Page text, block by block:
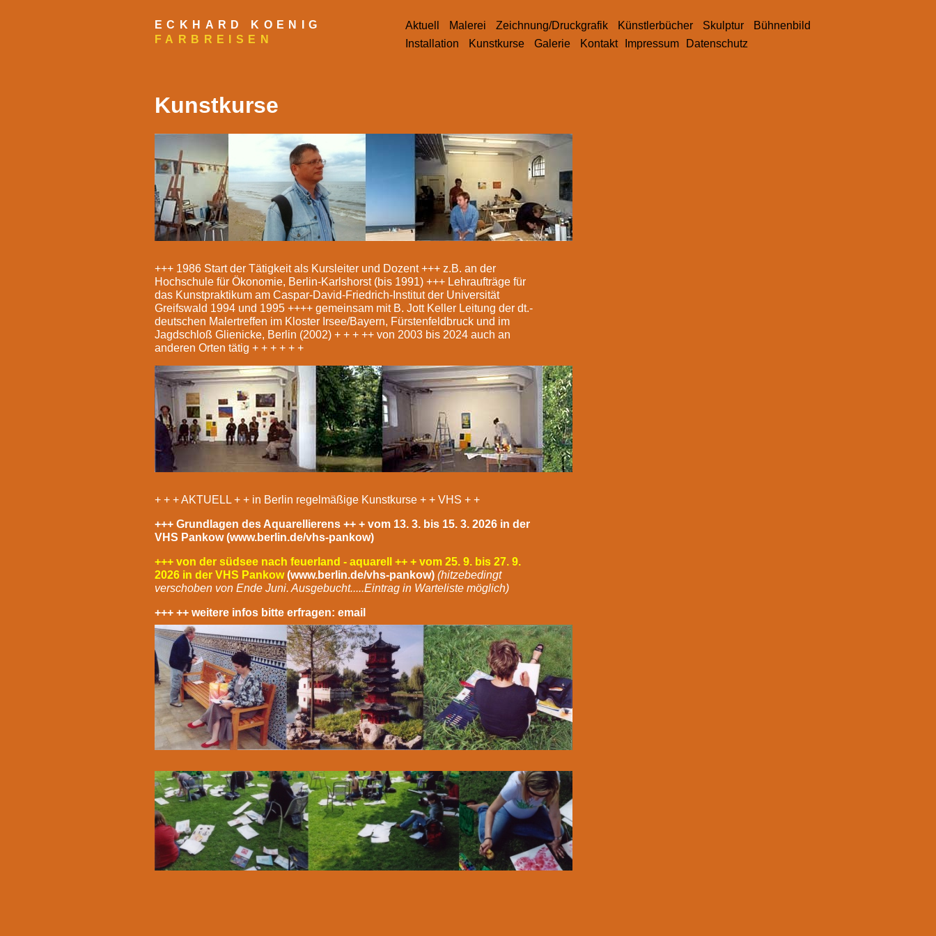
ECKHARD KOENIG
FARBREISEN
Aktuell Malerei Zeichnung/Druckgrafik Künstlerbücher Skulptur
Bühnenbild
Installation
Kunstkurse Galerie Kontakt Impressum Datenschutz
Kunstkurse
+++ 1986 Start der Tätigkeit als Kursleiter und Dozent +++ z.B. an der
Hochschule für Ökonomie, Berlin-Karlshorst (bis 1991) +++ Lehraufträge für
das Kunstpraktikum am Caspar-David-Friedrich-Institut der Universität
Greifswald 1994 und 1995 ++++ gemeinsam mit B. Jott Keller Leitung der dt.-
deutschen Malertreffen im Kloster Irsee/Bayern, Fürstenfeldbruck und im
Jagdschloß Glienicke, Berlin (2002) + + + ++ von 2003 bis 2024 auch an
anderen Orten tätig + + + + + +
+ + + AKTUELL + + in Berlin regelmäßige Kunstkurse + + VHS + +
+++ Grundlagen des Aquarellierens ++ + vom 13. 3. bis 15. 3. 2026 in der
VHS Pankow(www.berlin.de/vhs-pankow)
+++ von der südsee nach feuerland - aquarell ++ + vom 25. 9. bis 27. 9.
2026 in der VHS Pankow(www.berlin.de/vhs-pankow) (hitzebedingt
verschoben von Ende Juni. Ausgebucht.....Eintrag in Warteliste möglich)
+++ ++ weitere infos bitte erfragen: email